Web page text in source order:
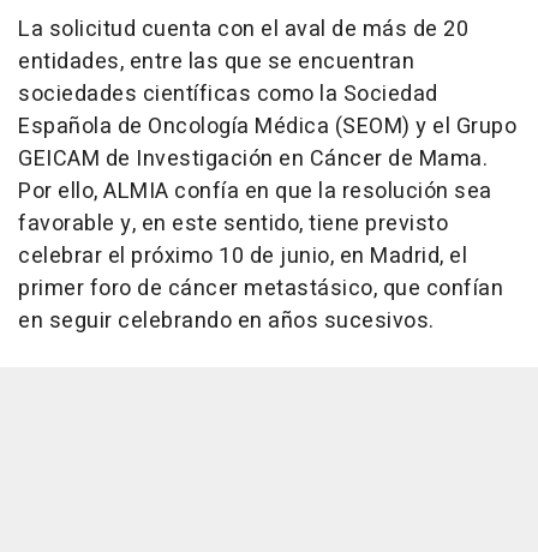
La solicitud cuenta con el aval de más de 20
entidades, entre las que se encuentran
sociedades científicas como la Sociedad
Española de Oncología Médica (SEOM) y el Grupo
GEICAM de Investigación en Cáncer de Mama.
Por ello, ALMIA confía en que la resolución sea
favorable y, en este sentido, tiene previsto
celebrar el próximo 10 de junio, en Madrid, el
primer foro de cáncer metastásico, que confían
en seguir celebrando en años sucesivos.